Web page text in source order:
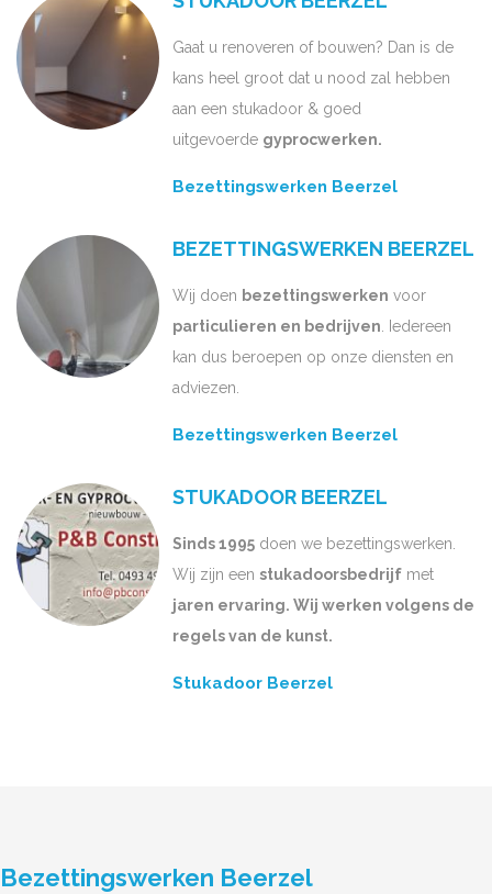
Gaat u renoveren of bouwen? Dan is de
kans heel groot dat u nood zal hebben
aan een stukadoor & goed
uitgevoerde gyprocwerken.
Bezettingswerken Beerzel
BEZETTINGSWERKEN BEERZEL
Wij doen bezettingswerken voor
particulieren en bedrijven. Iedereen
kan dus beroepen op onze diensten en
adviezen.
Bezettingswerken Beerzel
STUKADOOR BEERZEL
Sinds 1995 doen we bezettingswerken.
Wij zijn een stukadoorsbedrijf met
jaren ervaring. Wij werken volgens de
regels van de kunst.
Stukadoor Beerzel
Bezettingswerken Beerzel